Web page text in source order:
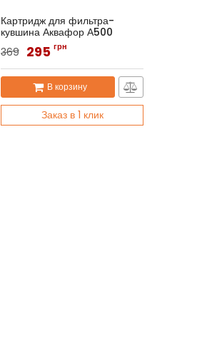
Картридж для фильтра-
кувшина Аквафор А500
Артикул:Аквафор B6
369 295грн
В корзину
Заказ в 1 клик